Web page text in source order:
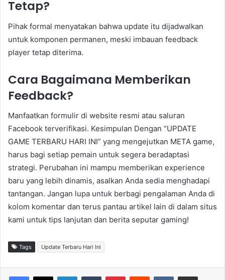
Tetap?
Pihak formal menyatakan bahwa update itu dijadwalkan
untuk komponen permanen, meski imbauan feedback
player tetap diterima.
Cara Bagaimana Memberikan
Feedback?
Manfaatkan formulir di website resmi atau saluran
Facebook terverifikasi. Kesimpulan Dengan “UPDATE
GAME TERBARU HARI INI” yang mengejutkan META game,
harus bagi setiap pemain untuk segera beradaptasi
strategi. Perubahan ini mampu memberikan experience
baru yang lebih dinamis, asalkan Anda sedia menghadapi
tantangan. Jangan lupa untuk berbagi pengalaman Anda di
kolom komentar dan terus pantau artikel lain di dalam situs
kami untuk tips lanjutan dan berita seputar gaming!
Tags Update Terbaru Hari Ini